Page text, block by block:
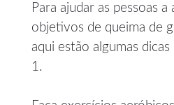
Para ajudar as pessoas a
objetivos de queima de
aqui estão algumas
1.